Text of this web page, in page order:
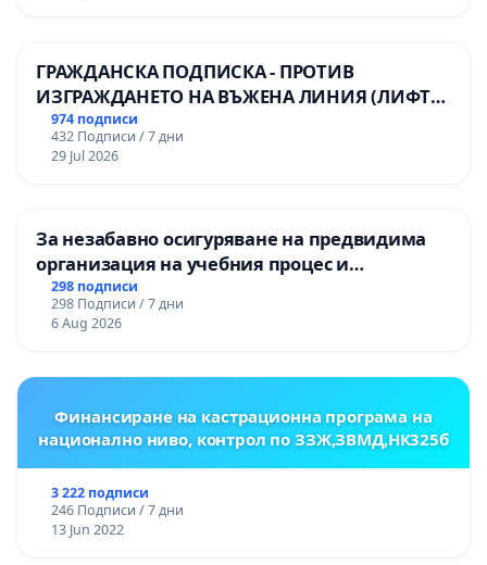
ГРАЖДАНСКА ПОДПИСКА - ПРОТИВ
ИЗГРАЖДАНЕТО НА ВЪЖЕНА ЛИНИЯ (ЛИФТ)
НА ТЕРИТОРИЯТА НА ПРИРОДНА
ЗАБЕЛЕЖИТЕЛНОСТ „ХЪЛМ НА
ОСВОБОДИТЕЛИТЕ“ (БУНАРДЖИК)
974 подписи
432 Подписи / 7 дни
29 Jul 2026
За незабавно осигуряване на предвидима
организация на учебния процес и
гарантиране на правото на равнопоставено
и качествено образование на учениците от
ОУ „Княз Александър I“ и Хуманитарна
298 подписи
298 Подписи / 7 дни
6 Aug 2026
Финансиране на кастрационна програма на
национално ниво, контрол по ЗЗЖ,ЗВМД,НК325б
3 222 подписи
246 Подписи / 7 дни
13 Jun 2022